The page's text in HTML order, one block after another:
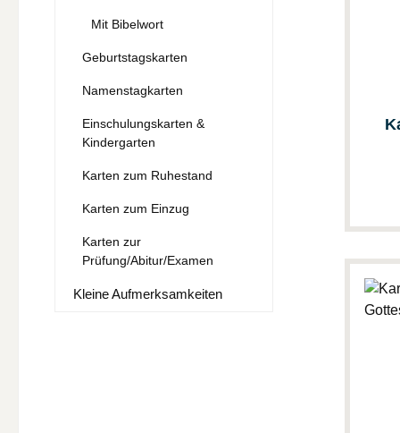
Mit Bibelwort
Geburtstagskarten
Namenstagkarten
Einschulungskarten &
Kindergarten
Karten zum Ruhestand
Karten zum Einzug
Karten zur
Prüfung/Abitur/Examen
Kleine Aufmerksamkeiten